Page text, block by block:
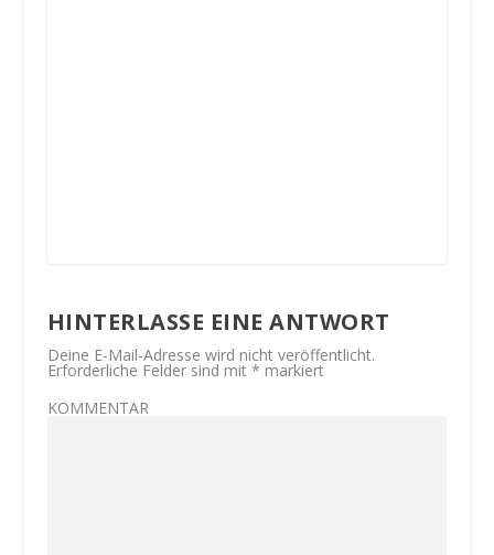
HINTERLASSE EINE ANTWORT
Deine E-Mail-Adresse wird nicht veröffentlicht.
Erforderliche Felder sind mit * markiert
KOMMENTAR